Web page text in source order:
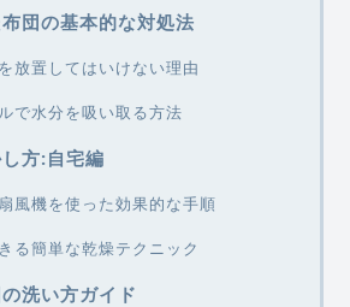
団の基本的な対処法
放置してはいけない理由
で水分を吸い取る方法
方:自宅編
風機を使った効果的な手順
る簡単な乾燥テクニック
洗い方ガイド